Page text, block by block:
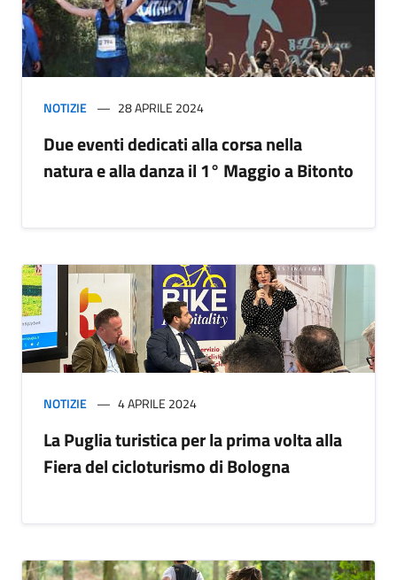
NOTIZIE 28 APRILE 2024
Due eventi dedicati alla corsa nella
natura e alla danza il 1° Maggio a Bitonto
NOTIZIE 4 APRILE 2024
La Puglia turistica per la prima volta alla
Fiera del cicloturismo di Bologna